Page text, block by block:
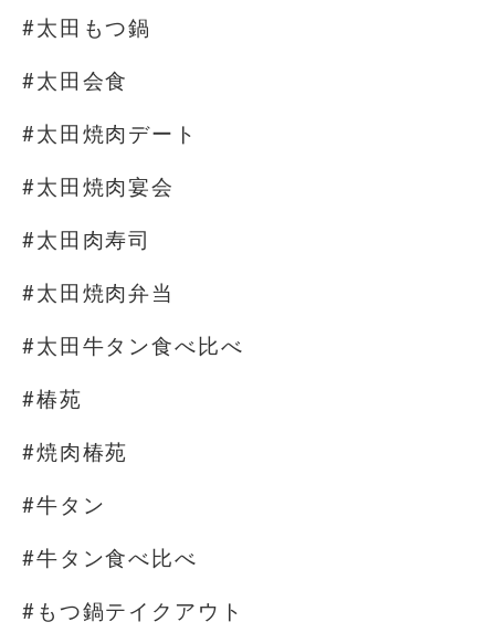
#太田もつ鍋
#太田会食
#太田焼肉デート
#太田焼肉宴会
#太田肉寿司
#太田焼肉弁当
#太田牛タン食べ比べ
#椿苑
#焼肉椿苑
#牛タン
#牛タン食べ比べ
#もつ鍋テイクアウト